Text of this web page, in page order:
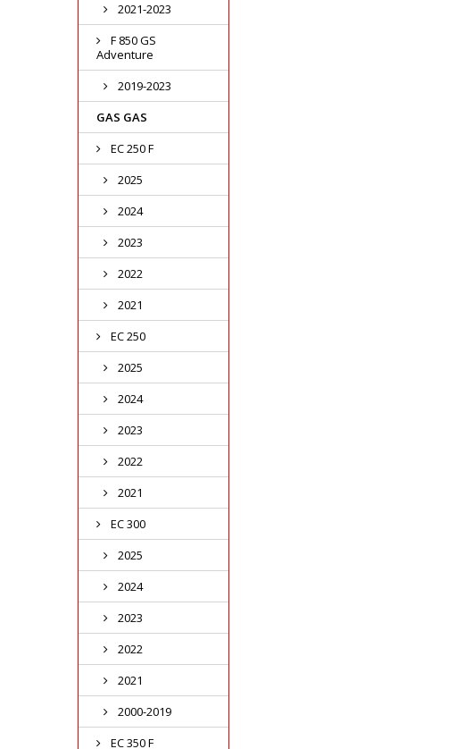
2021-2023
F 850 GS
Adventure
2019-2023
GAS GAS
EC 250 F
2025
2024
2023
2022
2021
EC 250
2025
2024
2023
2022
2021
EC 300
2025
2024
2023
2022
2021
2000-2019
EC 350 F